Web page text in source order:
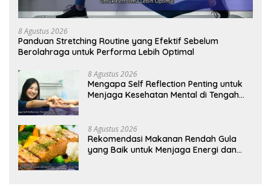
8 Agustus 2026
Panduan Stretching Routine yang Efektif Sebelum
Berolahraga untuk Performa Lebih Optimal
8 Agustus 2026
Mengapa Self Reflection Penting untuk
Menjaga Kesehatan Mental di Tengah
8 Agustus 2026
Rekomendasi Makanan Rendah Gula
yang Baik untuk Menjaga Energi dan